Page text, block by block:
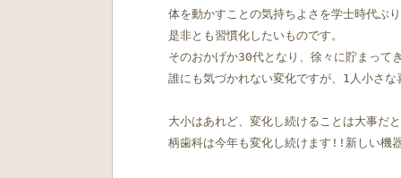
体を動かすことの気持ちよさを学士時代ぶ
是非とも習慣化したいものです。
そのおかげか30代となり、徐々に貯まって
誰にも気づかれない変化ですが、1人小さな
大小はあれど、変化し続けることは大事だ
柄歯科は今年も変化し続けます!!新しい機